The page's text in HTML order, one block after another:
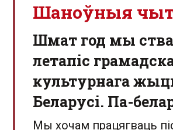
Шаноўныя
Шмат год мы
летапіс
культурнага
Беларусі. Па-
Мы хочам працягваць